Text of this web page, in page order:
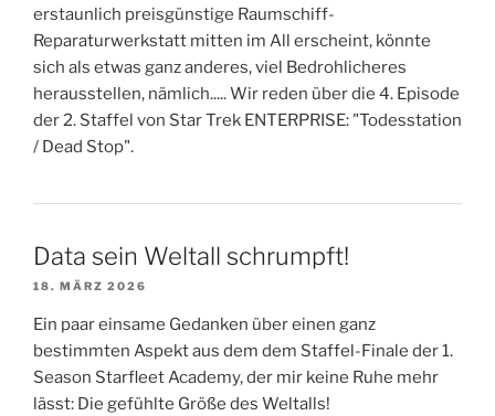
erstaunlich preisgünstige Raumschiff-
Reparaturwerkstatt mitten im All erscheint, könnte
sich als etwas ganz anderes, viel Bedrohlicheres
herausstellen, nämlich..... Wir reden über die 4. Episode
der 2. Staffel von Star Trek ENTERPRISE: "Todesstation
/ Dead Stop".
Data sein Weltall schrumpft!
18. MÄRZ 2026
Ein paar einsame Gedanken über einen ganz
bestimmten Aspekt aus dem dem Staffel-Finale der 1.
Season Starfleet Academy, der mir keine Ruhe mehr
lässt: Die gefühlte Größe des Weltalls!